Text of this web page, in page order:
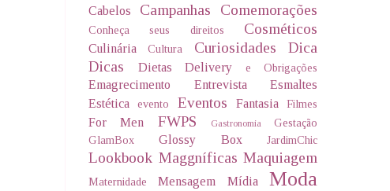
Cabelos Campanhas Comemorações
Conheça seus direitos Cosméticos
Culinária Cultura Curiosidades
Dica
Dicas
Dietas Delivery e Obrigações
Emagrecimento Entrevista
Esmaltes
Estética
evento Eventos Fantasia Filmes
For Men FWPS Gastronomia
Gestação
GlamBox
Glossy Box JardimChic
Lookbook Maggníficas Maquiagem
Maternidade Mensagem Mídia Moda